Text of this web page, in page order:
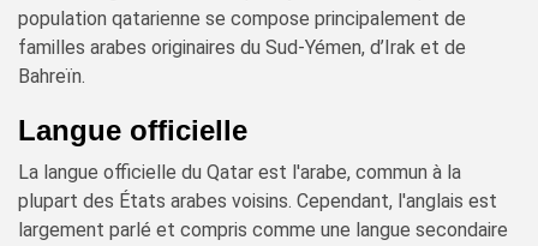
population qatarienne se compose principalement de
familles arabes originaires du Sud-Yémen, d’Irak et de
Bahreïn.
Langue officielle
La langue officielle du Qatar est l'arabe, commun à la
plupart des États arabes voisins. Cependant, l'anglais est
largement parlé et compris comme une langue secondaire